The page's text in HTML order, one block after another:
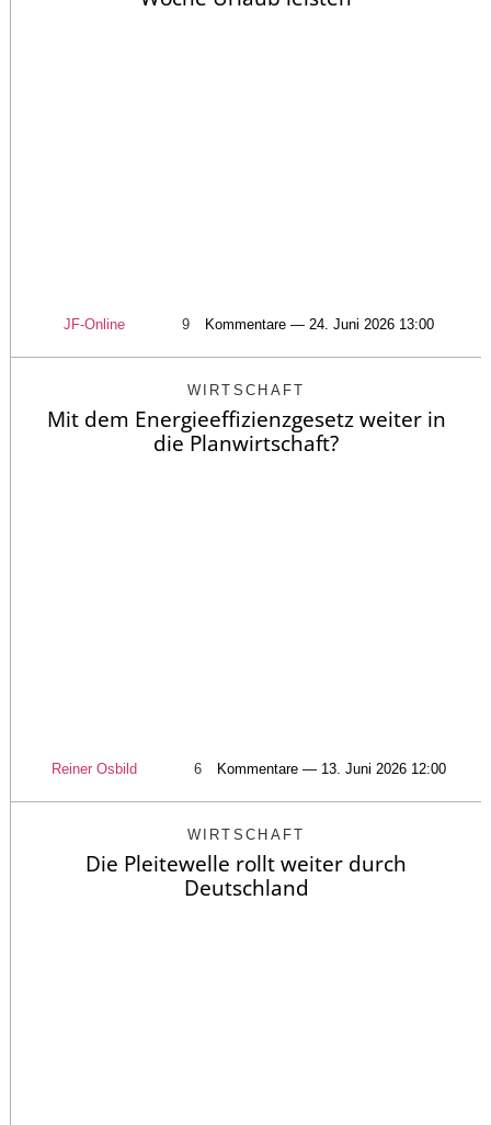
JF-Online 9 Kommentare — 24. Juni 2026 13:00
WIRTSCHAFT
Mit dem Energieeffizienzgesetz weiter in
die Planwirtschaft?
Reiner Osbild 6 Kommentare — 13. Juni 2026 12:00
WIRTSCHAFT
Die Pleitewelle rollt weiter durch
Deutschland